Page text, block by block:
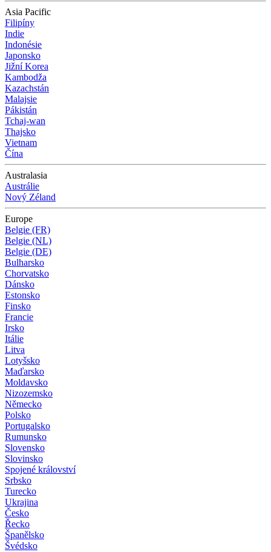
Asia Pacific
Filipíny
Indie
Indonésie
Japonsko
Jižní Korea
Kambodža
Kazachstán
Malajsie
Pákistán
Tchaj-wan
Thajsko
Vietnam
Čína
Australasia
Austrálie
Nový Zéland
Europe
Belgie (FR)
Belgie (NL)
Belgie (DE)
Bulharsko
Chorvatsko
Dánsko
Estonsko
Finsko
Francie
Irsko
Itálie
Litva
Lotyšsko
Maďarsko
Moldavsko
Nizozemsko
Německo
Polsko
Portugalsko
Rumunsko
Slovensko
Slovinsko
Spojené království
Srbsko
Turecko
Ukrajina
Česko
Řecko
Španělsko
Švédsko